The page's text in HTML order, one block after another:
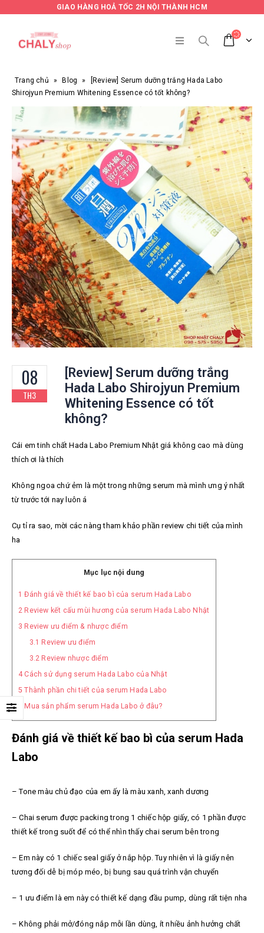
GIAO HÀNG HOẢ TỐC 2H NỘI THÀNH HCM
Trang chủ » Blog »
[Review] Serum dưỡng trắng Hada Labo
Shirojyun Premium Whitening Essence có tốt không?
08
TH3
[Review] Serum dưỡng trắng
Hada Labo Shirojyun Premium
Whitening Essence có tốt
không?
Cái em tinh chất Hada Labo Premium Nhật giá không cao mà dùng
thích ơi là thích
Không ngoa chứ ẻm là một trong những serum mà mình ưng ý nhất
từ trước tới nay luôn á
Cụ tỉ ra sao, mời các nàng tham khảo phần review chi tiết của mình
ha
Mục lục nội dung
1 Đánh giá về thiết kế bao bì của serum Hada Labo
2 Review kết cấu mùi hương của serum Hada Labo Nhật
3 Review ưu điểm & nhược điểm
3.1 Review ưu điểm
3.2 Review nhược điểm
4Cách sử dụng serum Hada Labo của Nhật
5 Thành phần chi tiết của serum Hada Labo
Mua sản phẩm serum Hada Labo ở đâu?
Đánh giá về thiết kế bao bì của serum Hada
Labo
– Tone màu chủ đạo của em ấy là màu xanh, xanh dương
– Chai serum được packing trong 1 chiếc hộp giấy, có 1 phần được
thiết kế trong suốt để có thể nhìn thấy chai serum bên trong
– Em này có 1 chiếc seal giấy ở nắp hộp. Tuy nhiên vì là giấy nên
tương đối dễ bị móp méo, bị bung sau quá trình vận chuyển
– 1 ưu điểm là em này có thiết kế dạng đầu pump, dùng rất tiện nha
– Không phải mở/đóng nắp mỗi lần dùng, ít nhiều ảnh hưởng chất